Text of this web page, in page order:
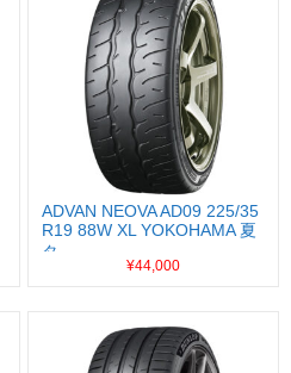
ADVAN NEOVA AD09 225/35
R19 88W XL YOKOHAMA 夏
タ...
¥44,000